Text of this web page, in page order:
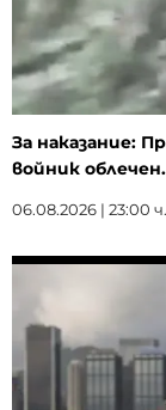
За наказание:
войник
06.08.2026 | 23:00 ч.